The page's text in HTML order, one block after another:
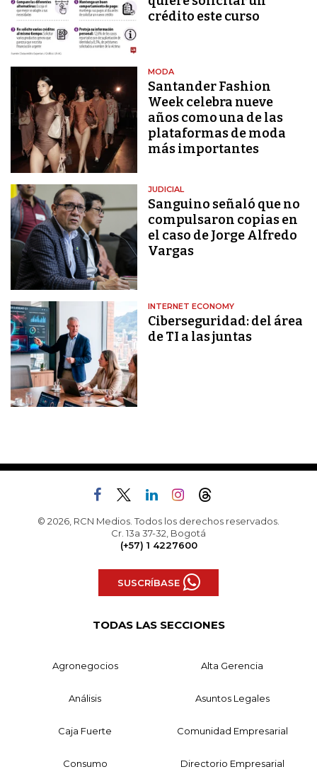
crédito este curso
MODA
Santander Fashion
Week celebra nueve
años como una de las
plataformas de moda
más importantes
JUDICIAL
Sanguino señaló que no
compulsaron copias en
el caso de Jorge Alfredo
Vargas
INTERNET ECONOMY
Ciberseguridad: del área
de TI a las juntas
© 2026, RCN Medios. Todos los derechos reservados.
Cr. 13a 37-32, Bogotá
(+57) 1 4227600
SUSCRÍBASE
TODAS LAS SECCIONES
Agronegocios Alta Gerencia
Análisis Asuntos Legales
Caja Fuerte Comunidad Empresarial
Consumo Directorio Empresarial